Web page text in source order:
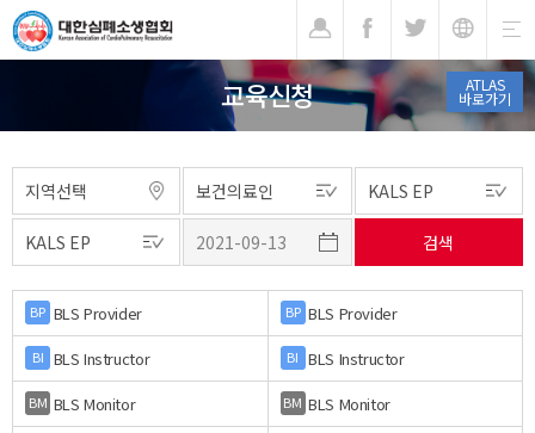
ATLAS
바로가기
교육신청
BP BLS Provider BP BLS Provider
BI BLS Instructor BI BLS Instructor
BM BLS Monitor BM BLS Monitor